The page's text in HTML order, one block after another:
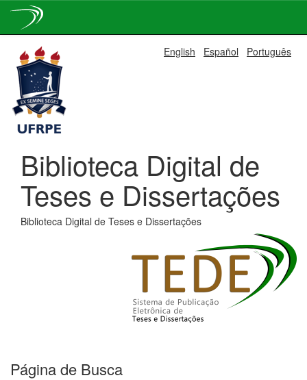
navigation
English Español Português
Biblioteca Digital de
Teses e Dissertações
Biblioteca Digital de Teses e Dissertações
Página de Busca